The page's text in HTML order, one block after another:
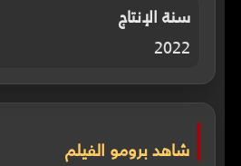
سنة الإنتاج
2022
شاهد برومو الفيلم